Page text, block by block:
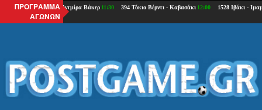
ΠΡΟΓΡΑΜΜΑ
ΑΓΩΝΩΝ